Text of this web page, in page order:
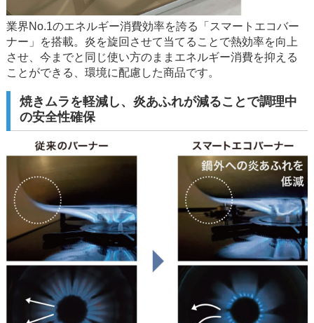
業界No.1のエネルギー消費効率を誇る「スマートエコバー
ナー」を搭載。炎を旋回させて当てることで熱効率を向上
させ、今までと同じ使い方のままエネルギー消費を抑える
ことができる、環境に配慮した商品です。
焼きムラを軽減し、炎あふれが減ることで調理中
の安全性確保